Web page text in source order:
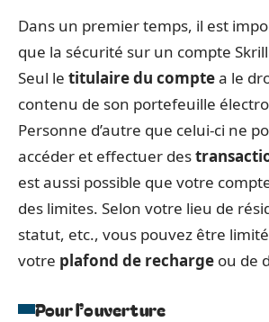
Dans un premier temps, il est
que la sécurité sur un compte
Seul le titulaire du comptea le
contenu de son portefeuille
Personne d’autre que celui-ci ne
accéder et effectuer des
est aussi possible que votre
des limites. Selon votre lieu de
statut, etc., vous pouvez être
votre plafond de recharge ou de
Pour l’ouverture